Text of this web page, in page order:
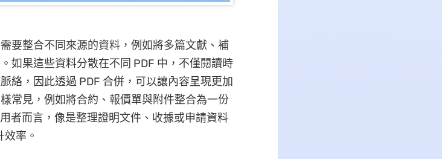
要整合不同來源的資料，例如將多篇文獻、補
如果這些資料分散在不同 PDF 中，不僅閱讀時
絡，因此透過 PDF 合併，可以讓內容呈現更加
常見，例如將合約、報價單與附件整合為一份
者而言，像是整理證明文件、收據或申請資料
率。